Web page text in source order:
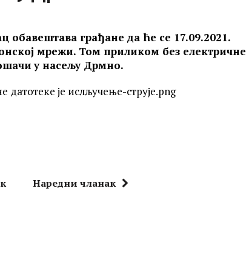
грађане да ће се 17.09.2021.
мрежи. Том приликом без електричне
у насељу Дрмно.
Наредни чланак